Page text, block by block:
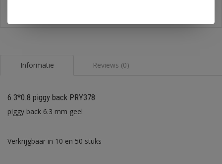
Informatie Reviews (0)
6.3*0.8 piggy back PRY378
piggy back 6.3 mm geel
Verkrijgbaar in 10 en 50 stuks